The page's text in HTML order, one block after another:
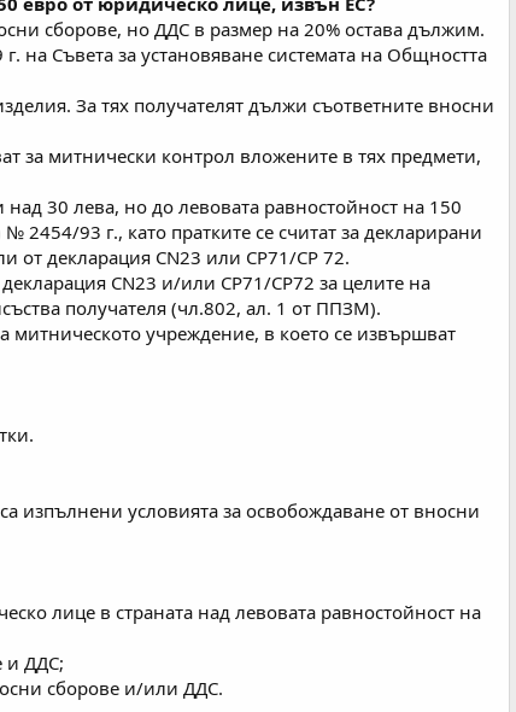
сборове, но ДДС в размер на 20% остава дължим.
на Съвета за установяване системата на Общността
За тях получателят дължи съответните вносни
за митнически контрол вложените в тях предмети,
30 лева, но до левовата равностойност на 150
2454/93 г., като пратките се считат за декларирани
от декларация СN23 или СР71/СР 72.
СN23 и/или СР71/СР72 за целите на
получателя (чл.802, ал. 1 от ППЗМ).
митническото учреждение, в което се извършват
изпълнени условията за освобождаване от вносни
лице в страната над левовата равностойност на
и ДДС;
сборове и/или ДДС.